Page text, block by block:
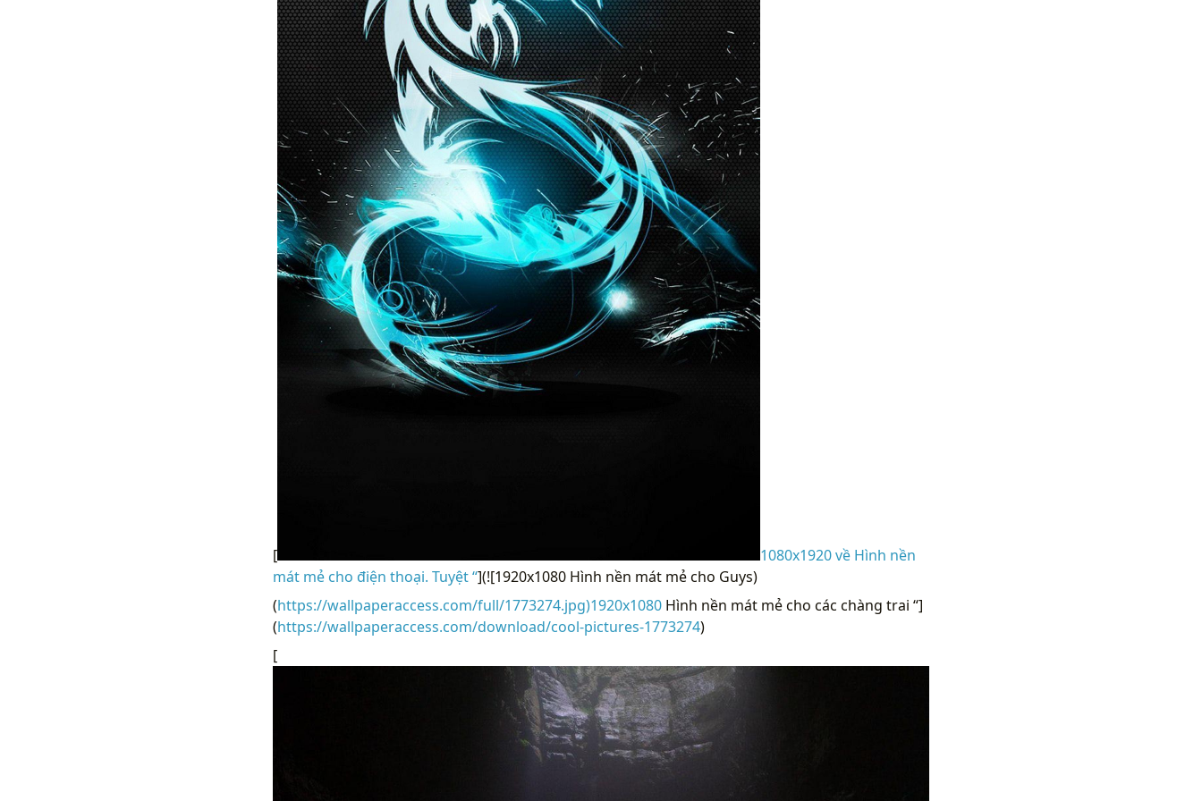
[
1080x1920 về Hình nền
mát mẻ cho điện thoại. Tuyệt “](![1920x1080 Hình nền mát mẻ cho Guys)
(https://wallpaperaccess.com/full/1773274.jpg)1920x1080Hình nền mát mẻ cho các chàng trai “]
(https://wallpaperaccess.com/download/cool-pictures-1773274)
[